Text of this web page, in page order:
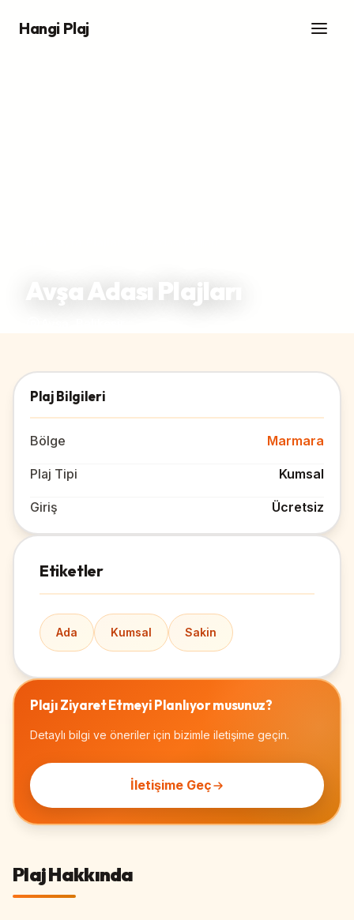
Hangi Plaj
Avşa Adası Plajları
Plaj Hakkında
Plaj Bilgileri
Bölge Marmara
Plaj Tipi Kumsal
Giriş Ücretsiz
Etiketler
Ada Kumsal Sakin
Plajı Ziyaret Etmeyi Planlıyor musunuz?
Detaylı bilgi ve öneriler için bizimle iletişime geçin.
İletişime Geç